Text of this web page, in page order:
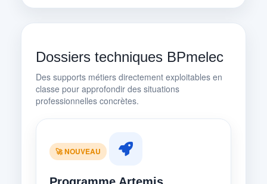
Dossiers techniques BPmelec
Des supports métiers directement exploitables en
classe pour approfondir des situations
professionnelles concrètes.
🚀 NOUVEAU